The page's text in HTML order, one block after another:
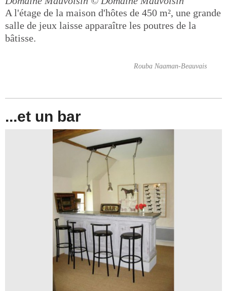
A l'étage de la maison d'hôtes de 450 m², une grande
salle de jeux laisse apparaître les poutres de la
bâtisse.
Rouba Naaman-Beauvais
...et un bar